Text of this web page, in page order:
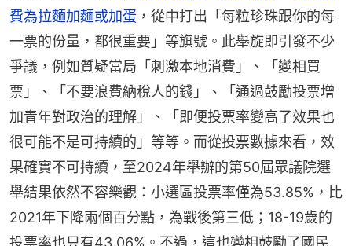
費為拉麵加麵或加蛋 ，從中打出「每粒珍珠跟你的每
一票的份量，都很重要」等旗號。此舉旋即引發不少
爭議，例如質疑當局「刺激本地消費」、「變相買
票」、「不要浪費納稅人的錢」、「通過鼓勵投票增
加青年對政治的理解」、「即便投票率變高了效果也
很可能不是可持續的」等等。而從投票數據來看，效
果確實不可持續，至2024年舉辦的第50屆眾議院選
舉結果依然不容樂觀：小選區投票率僅為53.85%，比
2021年下降兩個百分點，為戰後第三低；18-19歲的
投票率也只有43.06%。不過，這也變相鼓勵了國民